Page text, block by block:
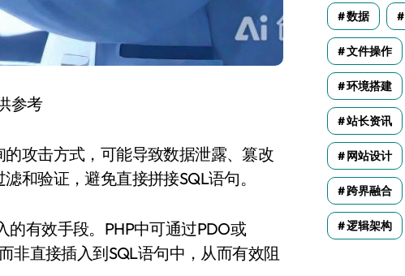
参考
攻击方式，可能导致数据泄露、篡改
和验证，避免直接拼接SQL语句。
的有效手段。PHP中可通过PDO或
非直接插入到SQL语句中，从而有效阻
数据
文件操作
环境搭建
站长资讯
网站设计
跨界融合
逻辑架构